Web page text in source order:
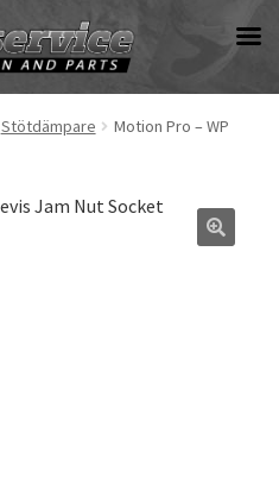
Stötdämpare
Motion Pro – WP